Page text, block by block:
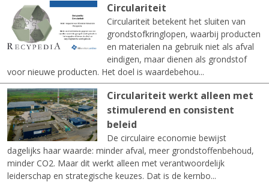
Circulariteit
Circulariteit betekent het sluiten van
grondstofkringlopen, waarbij producten
en materialen na gebruik niet als afval
eindigen, maar dienen als grondstof
voor nieuwe producten. Het doel is waardebehou...
Circulariteit werkt alleen met
stimulerend en consistent
beleid
De circulaire economie bewijst
dagelijks haar waarde: minder afval, meer grondstoffenbehoud,
minder CO2. Maar dit werkt alleen met verantwoordelijk
leiderschap en strategische keuzes. Dat is de kernbo...